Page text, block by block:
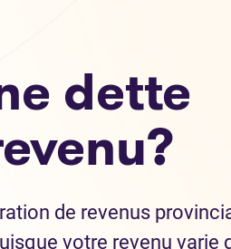
dette
de revenus
votre revenu varie